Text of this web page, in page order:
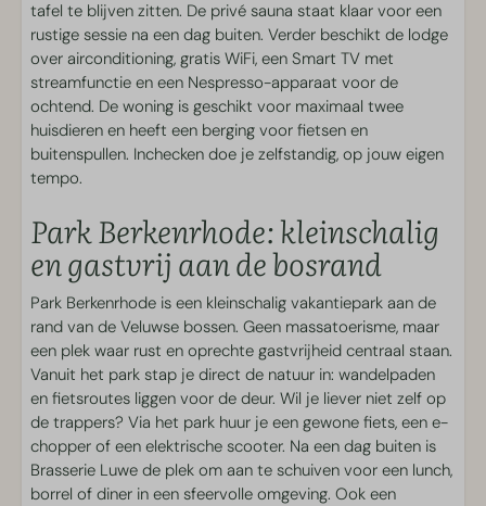
Waterkoker
Oppervlakte
55 m²
Slaapkamer
Eenpersoonsbed(den): 4
Stapelbed(den): 1
Zelfstandige incheck
Zelfstandige incheck
Woonruimte
Hoekbank
Smart TV met streamfunctie
Sfeerhaard
tafel te blijven zitten. De privé sauna staat klaar voor een
rustige sessie na een dag buiten. Verder beschikt de lodge
over airconditioning, gratis WiFi, een Smart TV met
streamfunctie en een Nespresso-apparaat voor de
ochtend. De woning is geschikt voor maximaal twee
huisdieren en heeft een berging voor fietsen en
buitenspullen. Inchecken doe je zelfstandig, op jouw eigen
tempo.
Park Berkenrhode: kleinschalig
en gastvrij aan de bosrand
Park Berkenrhode is een kleinschalig vakantiepark aan de
rand van de Veluwse bossen. Geen massatoerisme, maar
een plek waar rust en oprechte gastvrijheid centraal staan.
Vanuit het park stap je direct de natuur in: wandelpaden
en fietsroutes liggen voor de deur. Wil je liever niet zelf op
de trappers? Via het park huur je een gewone fiets, een e-
chopper of een elektrische scooter. Na een dag buiten is
Brasserie Luwe de plek om aan te schuiven voor een lunch,
borrel of diner in een sfeervolle omgeving. Ook een